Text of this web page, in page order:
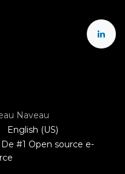
Naveau
English (US)
#1 Open source e-